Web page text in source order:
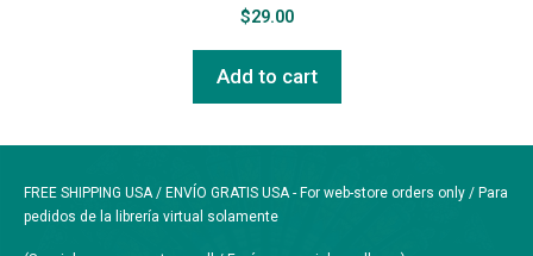
$29.00
Add to cart
FREE SHIPPING USA / ENVÍO GRATIS USA - For web-store orders only / Para
pedidos de la librería virtual solamente